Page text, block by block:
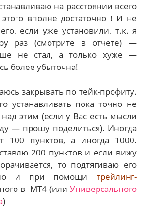
на расстоянии всего
вполне достаточно ! И не
если уже установили, т.к. я
раз (смотрите в отчете) —
не стал, а только хуже —
более убыточна!
закрывать по тейк-профиту.
устанавливать пока точно не
этим (если у Вас есть мысли
— прошу поделиться). Иногда
100 пунктов, а иногда 1000.
200 пунктов и если вижу
то подтягиваю его
и при помощи трейлинг-
в MT4 (или Универсального
)